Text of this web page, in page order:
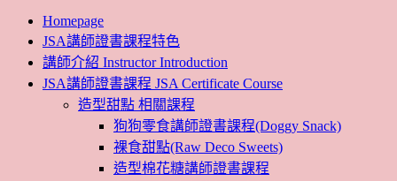
content
Homepage
JSA講師證書課程特色
講師介紹 Instructor Introduction
JSA講師證書課程 JSA Certificate Course
造型甜點 相關課程
狗狗零食講師證書課程(Doggy Snack)
裸食甜點(Raw Deco Sweets)
造型棉花糖講師證書課程